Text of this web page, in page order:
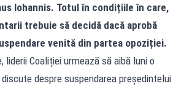
Iohannis. Totul în condițiile în care,
trebuie să decidă dacă aprobă
venită din partea opoziției.
liderii Coaliției urmează să aibă luni o
despre suspendarea președintelui